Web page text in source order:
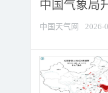
中国气象局
中国天气网 2026-